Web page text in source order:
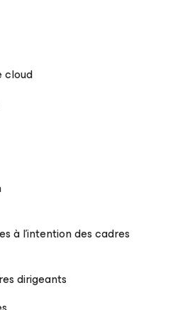
cloud
à l’intention des cadres
dirigeants